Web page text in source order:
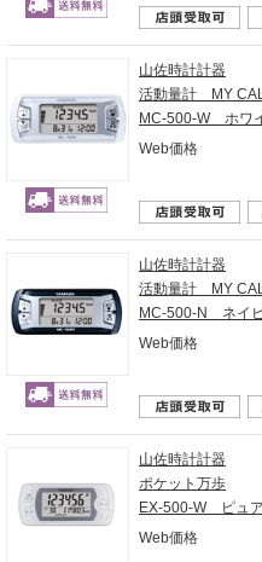
山佐時計計器
活動量計 MY
MC-500-W ホワ
Web価格
山佐時計計器
活動量計 MY
MC-500-N ネイ
Web価格
山佐時計計器
ポケット万歩
EX-500-W ピュ
Web価格